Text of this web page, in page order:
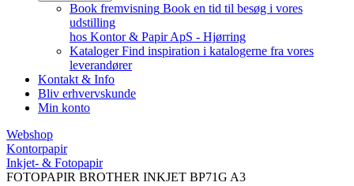
Book fremvisning Book en tid til besøg i vores
udstilling
hos Kontor & Papir ApS - Hjørring
Kataloger Find inspiration i katalogerne fra vores
leverandører
Kontakt & Info
Bliv erhvervskunde
Min konto
Webshop
Kontorpapir
Inkjet- & Fotopapir
FOTOPAPIR BROTHER INKJET BP71G A3